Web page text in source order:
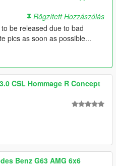
Rögzített Hozzászólás
be released due to bad
pics as soon as possible...
CSL Hommage R Concept
Benz G63 AMG 6x6